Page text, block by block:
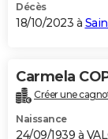
Décès
18/10/2023 à
Carmela
Créer une
Naissance
24/09/1939 à